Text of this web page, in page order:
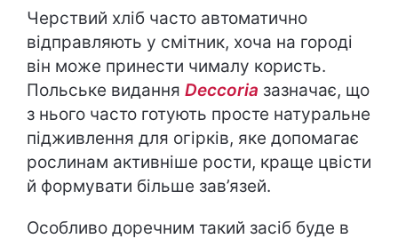
Черствий хліб часто автоматично
відправляють у смітник, хоча на городі
він може принести чималу користь.
Польське видання Deccoria зазначає, що
з нього часто готують просте натуральне
підживлення для огірків, яке допомагає
рослинам активніше рости, краще цвісти
й формувати більше зав’язей.
Особливо доречним такий засіб буде в